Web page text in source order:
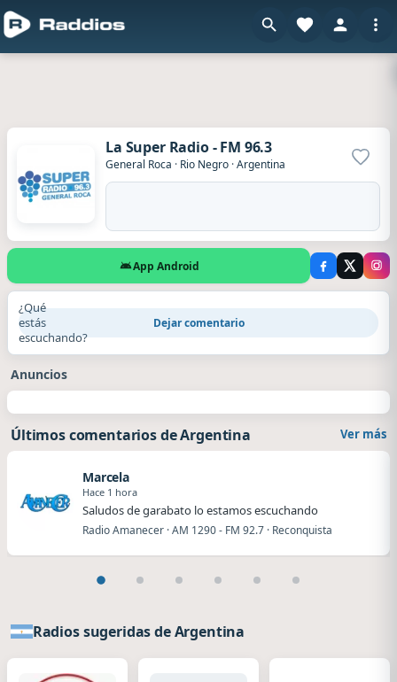
La Super Radio - FM 96.3
General Roca · Rio Negro ·Argentina
App Android
¿Qué
estás
escuchando?
Dejar comentario
Anuncios
Últimos comentarios de Argentina Ver más
Marcela
Hace 1 hora
Saludos de garabato lo estamos escuchando
Radio Amanecer · AM 1290 - FM 92.7 · Reconquista
Radios sugeridas de Argentina